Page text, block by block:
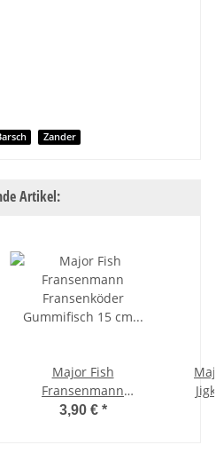
Zander
Artikel:
Major Fish
Fransenmann
Fransenköder
3,90 € *